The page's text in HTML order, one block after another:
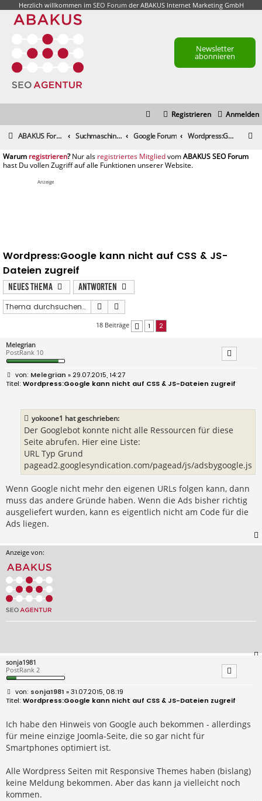
Herzlich willkommen im SEO Forumder ABAKUS Internet Marketing GmbH
Newsletter
abonnieren
Anmelden
Registrieren
ABAKUS Foren-Übersicht Suchmaschinenmarketing (SEM) / Suchmaschinenoptimierung (SEO) Google Forum Wordpress:Google kann nicht auf CSS & JS-Dateien zugreif
registrieren registriertes Mitglied
Anzeige
Wordpress:Google kann nicht auf CSS & JS-
Dateien zugreif
Neues Thema
Antworten
Suche
18 Beiträge Vorherige
1 2
Melegrian
PostRank 10
B
e
i
Melegrian » 29.07.2015, 14:27
Wordpress:Google kann nicht auf CSS & JS-Dateien zugreif
yokoone1 hat geschrieben:
Der Googlebot konnte nicht alle Ressourcen für diese
Seite abrufen. Hier eine Liste:
URL Typ Grund
pagead2.googlesyndication.com/pagead/js/adsbygoogle.js
Wenn Google nicht mehr den eigenen URLs folgen kann, dann
muss das andere Gründe haben. Wenn die Ads bisher richtig
ausgeliefert wurden, kann es eigentlich nicht am Code für die
Ads liegen.
Anzeige von:
sonja1981
PostRank 2
B
e
r
a
g
sonja1981 » 31.07.2015, 08:19
Wordpress:Google kann nicht auf CSS & JS-Dateien zugreif
Ich habe den Hinweis von Google auch bekommen - allerdings
für meine einzige Joomla-Seite, die so gar nicht für
Smartphones optimiert ist.
Alle Wordpress Seiten mit Responsive Themes haben (bislang)
keine Meldung bekommen. Aber das kann ja vielleicht noch
kommen.